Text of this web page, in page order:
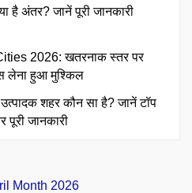
है अंतर? जानें पूरी जानकारी
2026: खतरनाक स्तर पर
लेना हुआ मुश्किल
शहर कौन सा है? जानें टॉप
पूरी जानकारी